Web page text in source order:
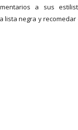
a sus
lista negra y recomedar